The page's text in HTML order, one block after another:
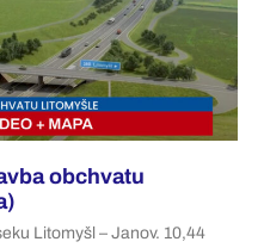
obchvatu
Litomyšl – Janov. 10,44